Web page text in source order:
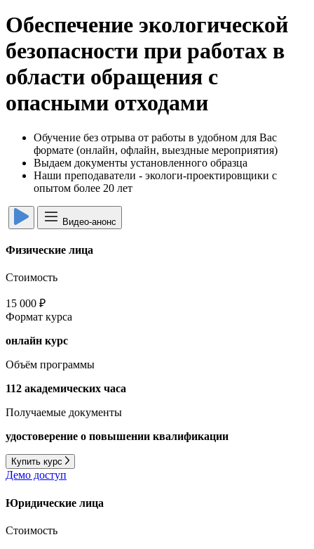
Обеспечение экологической
безопасности при работах в
области обращения с
опасными отходами
Обучение без отрыва от работы в удобном для Вас
формате (онлайн, офлайн, выездные мероприятия)
Выдаем документы установленного образца
Наши преподаватели - экологи-проектировщики с
опытом более 20 лет
Видео-анонс
Физические лица
Стоимость
15 000 ₽
Формат курса
онлайн курс
Объём программы
112 академических часа
Получаемые документы
удостоверение о повышении квалификации
Купить курс
Демо доступ
Юридические лица
Стоимость